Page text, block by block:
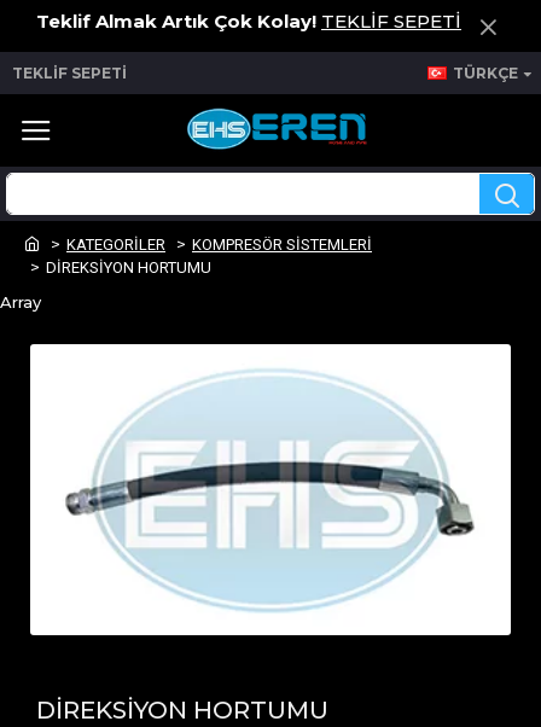
Teklif Almak Artık Çok Kolay! TEKLİF SEPETİ
TEKLİF SEPETİ TÜRKÇE
KATEGORİLER
KOMPRESÖR SİSTEMLERİ
DİREKSİYON HORTUMU
Array
DİREKSİYON HORTUMU